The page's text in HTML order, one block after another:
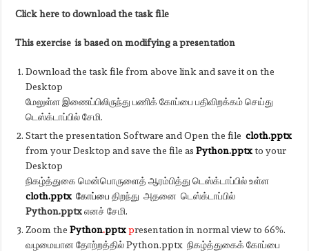
Click here to download the task file
This exercise is based on modifying a presentation
Download the task file from above link and save it on the
Desktop
மேலுள்ள இணைப்பிலிருந்து பணிக் கோப்பை பதிவிறக்கம் செய்து
டெஸ்க்டாப்பில் சேமி.
Start the presentation Software and Open the filecloth.pptx
from your Desktop and save the file asPython.pptxto your
Desktop
நிகழ்த்துகை மென்பொருளைத் ஆரம்பித்து டெஸ்க்டாப்பில் உள்ள
cloth.pptxகோப்பைதிறந்து அதனை டெஸ்க்டாப்பில்
Python.pptxஎனச் சேமி.
Zoom thePython.pptxpresentation in normal view to 66%.
வழமையான தோற்றத்தில் Python.pptx நிகழ்த்துகைக் கோப்பை